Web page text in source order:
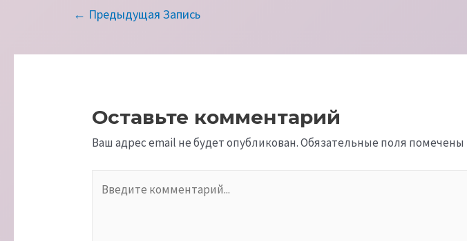
Навигация
← Предыдущая Запись
Оставьте комментарий
Ваш адрес email не будет опубликован.Обязательные поля помечены
комментарий...